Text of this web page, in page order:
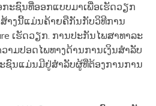
ະຊົນທີ່ອອກແບບມາເພື່ອເຮັດວຽກ
ສ້າງນີ້ແມ່ນຄ້າຍຄືກັນກັບວິທີການ
ເຮັດວຽກ. ການປະກັນໄພສາທາລະ
ມປອດໄພທາງດ້ານການເງິນສໍາລັບ
ຊົນແມ່ນມີຢູ່ສໍາລັບຜູ້ທີ່ຕ້ອງການການ